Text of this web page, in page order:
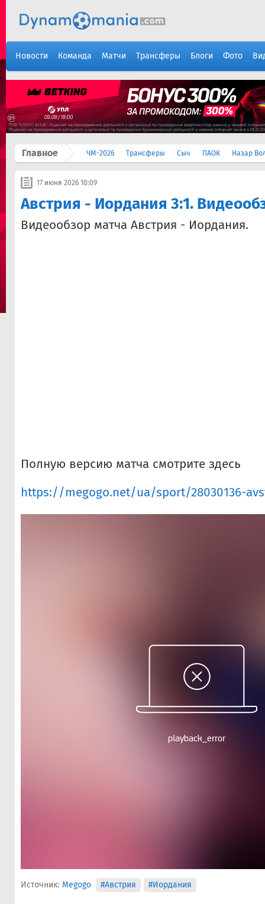
Новости Команда Матчи Трансферы Блоги Фото
Главное ЧМ-2026 Трансферы Сыч ПАОК Назар
17 июня 2026 10:09
Австрия - Иордания 3:1.
Видеообзор матча Австрия - Иордания.
Полную версию матча смотрите здесь
https://megogo.net/ua/sport/28030136-
Источник: Megogo #Австрия #Иордания